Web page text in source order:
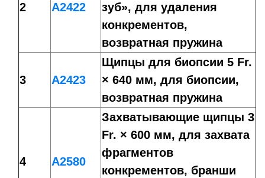
2 A2422
зуб», для удаления
конкрементов,
возвратная пружина
3 A2423
Щипцы для биопсии 5 Fr.
× 640 мм, для биопсии,
возвратная пружина
4 A2580
Захватывающие щипцы 3
Fr. × 600 мм, для захвата
фрагментов
конкрементов, бранши